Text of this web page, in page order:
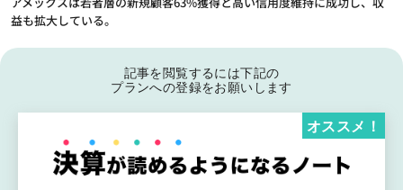
益も拡大している。
記事を閲覧するには下記の
プランへの登録をお願いします
オススメ！